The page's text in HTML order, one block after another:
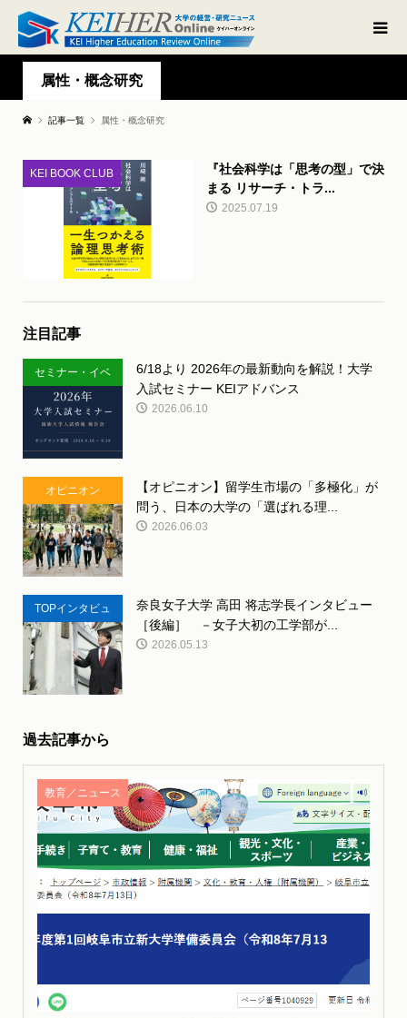
属性・概念研究
記事一覧 属性・概念研究
KEI BOOK CLUB
『社会科学は「思考の型」で決
まる リサーチ・トラ...
2025.07.19
注目記事
セミナー・イベ
ント
6/18より 2026年の最新動向を解説！大学
入試セミナー KEIアドバンス
2026.06.10
オピニオン
【オピニオン】留学生市場の「多極化」が
問う、日本の大学の「選ばれる理...
2026.06.03
TOPインタビュ
ー
奈良女子大学 高田 将志学長インタビュー
［後編］ －女子大初の工学部が...
2026.05.13
過去記事から
教育／ニュース